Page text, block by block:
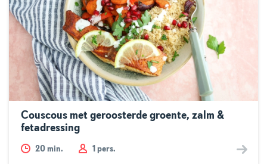
Couscous met geroosterde groente, zalm &
fetadressing
20 min. 1 pers.